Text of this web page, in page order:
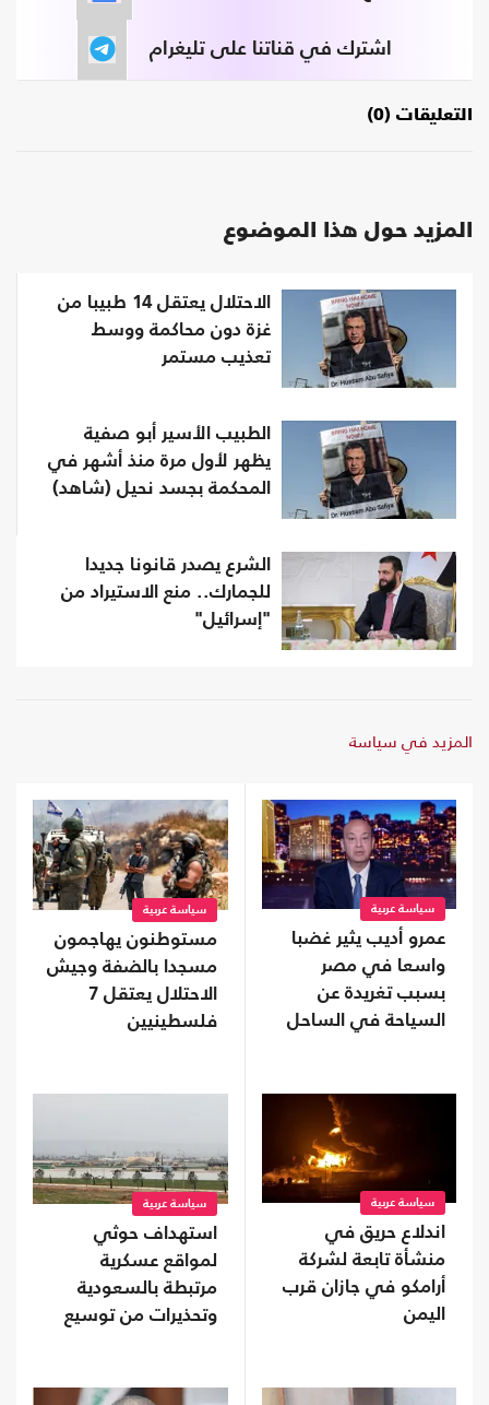
اشترك في قناتنا على تليغرام
التعليقات (0)
المزيد حول هذا الموضوع
الاحتلال يعتقل 14 طبيبا من
غزة دون محاكمة ووسط
تعذيب مستمر
الطبيب الأسير أبو صفية
يظهر لأول مرة منذ أشهر في
المحكمة بجسد نحيل (شاهد)
الشرع يصدر قانونا جديدا
للجمارك.. منع الاستيراد من
"إسرائيل"
المزيد في سياسة
سياسة عربية
عمرو أديب يثير غضبا
واسعا في مصر
بسبب تغريدة عن
السياحة في الساحل
سياسة عربية
مستوطنون يهاجمون
مسجدا بالضفة وجيش
الاحتلال يعتقل 7
فلسطينيين
سياسة عربية
اندلاع حريق في
منشأة تابعة لشركة
أرامكو في جازان قرب
اليمن
سياسة عربية
استهداف حوثي
لمواقع عسكرية
مرتبطة بالسعودية
وتحذيرات من توسيع